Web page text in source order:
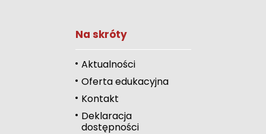
Na skróty
Aktualności
Oferta edukacyjna
Kontakt
Deklaracja
dostępności